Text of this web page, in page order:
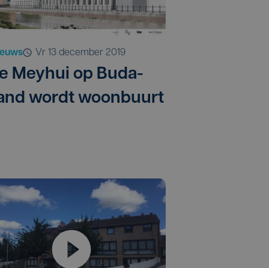
vr 13 december 2019
Meyhui op Buda-
wordt woonbuurt